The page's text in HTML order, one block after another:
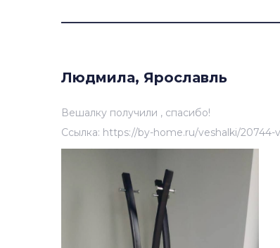
Людмила, Ярославль
Вешалку получили , спасибо!
Ссылка: https://by-home.ru/veshalki/